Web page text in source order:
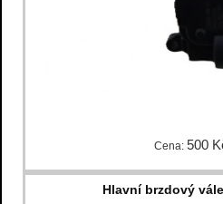
Cena: 500
Hlavní brzdový